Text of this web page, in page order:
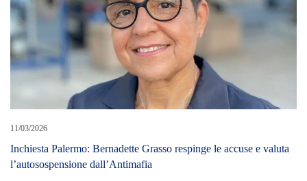
11/03/2026
Inchiesta Palermo: Bernadette Grasso respinge le accuse e valuta
l’autosospensione dall’Antimafia